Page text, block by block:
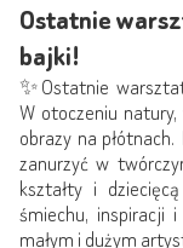
Ostatnie
bajki!
✨Ostatnie
W otoczeniu
obrazy na
zanurzyć w
kształty i
śmiechu, inspiracji
małym i dużym